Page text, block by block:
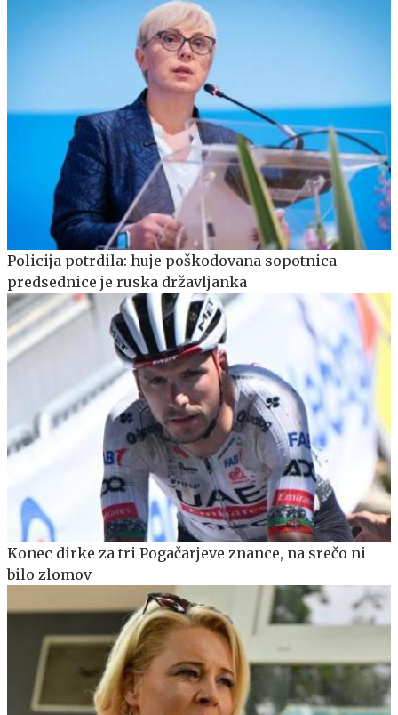
Policija potrdila: huje poškodovana sopotnica
predsednice je ruska državljanka
Konec dirke za tri Pogačarjeve znance, na srečo ni
bilo zlomov